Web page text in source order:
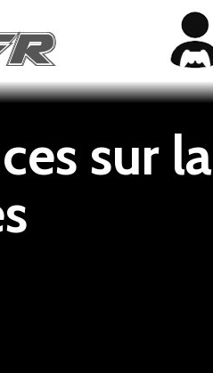
sur la